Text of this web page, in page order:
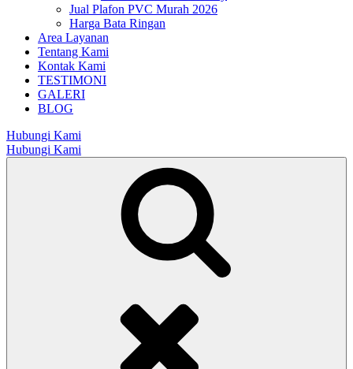
Jual Plafon PVC Murah 2026
Harga Bata Ringan
Area Layanan
Tentang Kami
Kontak Kami
TESTIMONI
GALERI
BLOG
Hubungi Kami
Hubungi Kami